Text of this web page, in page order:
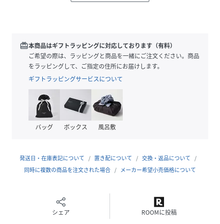
※モデルの着用画像の場合、光の当たり具合により、実際の
色味と異なって見えることがございます。色味は、商品単体
の画像をご参照ください。
性別タイプ
原産国 中国製
サイズ ＦＲ
121-6279501-110-41 RW7743)
redeem本商品はギフトラッピングに対応しております（有料）
ご希望の際は、ラッピングと商品を一緒にご注文ください。商品
をラッピングして、ご指定の住所にお届けします。
ギフトラッピングサービスについて
バッグ ボックス 風呂敷
発送日・在庫表記について 置き配について
交換・返品について
同時に複数の商品を注文された場合
メーカー希望小売価格について
シェア ROOMに投稿